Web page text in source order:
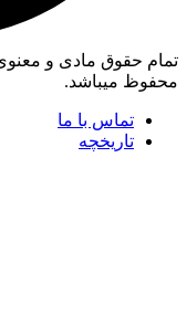
تمام حقوق مادی و
محفوظ میباشد.
تماس با ما
تاریخچه